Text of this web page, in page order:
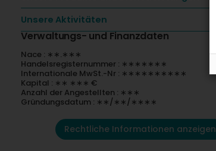
Unsere Aktivitäten
Verwaltungs- und Finanzdaten
Nace : ∗∗.∗∗∗
Handelsregisternummer : ∗∗∗∗∗∗∗
Internationale MwSt.-Nr : ∗∗∗∗∗∗∗∗∗∗
Kapital : ∗∗ ∗∗∗ €
Anzahl der Angestellten : ∗∗∗
Gründungsdatum : ∗∗/∗∗/∗∗∗∗
Rechtliche Informationen anzeigen